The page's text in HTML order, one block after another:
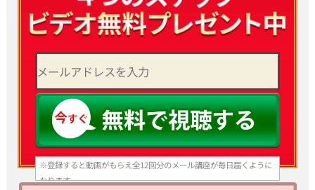
※登録すると動画がもらえ全12回分のメール講座が毎日届くように
なります。